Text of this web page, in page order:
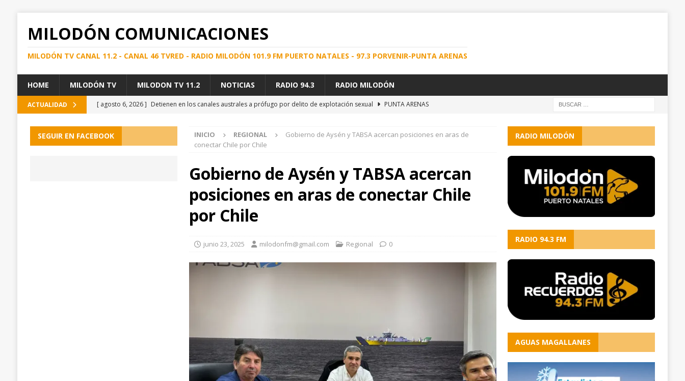
MILODÓN COMUNICACIONES
MILODÓN TV CANAL 11.2 - CANAL 46 TVRED - RADIO MILODÓN 101.9 FM PUERTO NATALES - 97.3 PORVENIR-PUNTA ARENAS
HOME MILODÓN TV MILODON TV 11.2 NOTICIAS RADIO 94.3 RADIO MILODÓN
ACTUALIDAD [ agosto 6, 2026 ] Detienen en los canales australes a prófugo por delito de explotación sexual
PUNTA ARENAS
[ agosto 7, 2026 ]
Ronda traumatológica en Hospital de Natales permitió atender a cerca de 100 pacientes en lista
MTT INFORMA CONTINUIDAD DEL SERVICIO MARÍTIMO SUBSIDIADO AYSÉN – MAGALLANES
Por falta de entrega de información clave, Bloque Productivo de Última Esperanza endurece sus
gestiones para proteger la economía provincial
INICIO REGIONAL
Gobierno de Aysén y TABSA acercan posiciones en aras de
conectar Chile por Chile
Gobierno de Aysén y TABSA acercan
posiciones en aras de conectar Chile
por Chile
junio 23, 2025 milodonfm@gmail.com Regional 0
SEGUIR EN FACEBOOK RADIO MILODÓN
RADIO 94.3 FM
AGUAS MAGALLANES